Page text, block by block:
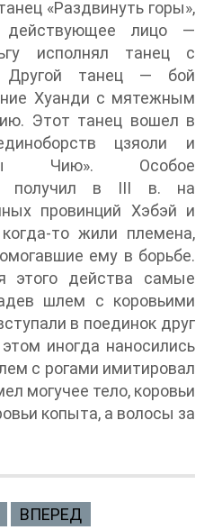
«Раздвинуть горы»,
действующее лицо —
исполнял танец с
танец — бой
Хуанди с мятежным
Этот танец вошел в
цзяоли и
Чию». Особое
получил в III в. на
провинций Хэбэй и
то жили племена,
ему в борьбе.
этого действа самые
шлем с коровьими
в поединок друг
иногда наносились
с рогами имитировал
могучее тело, коровьи
копыта, а волосы за
ВПЕРЕД